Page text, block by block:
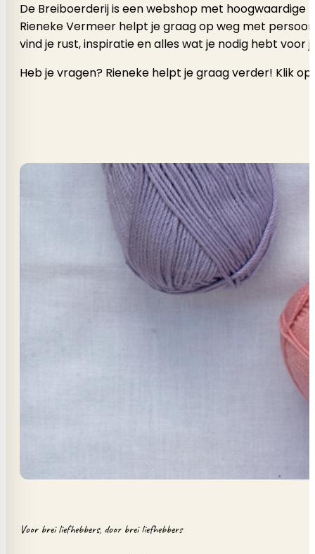
De Breiboerderij is een webshop met
Rieneke Vermeer helpt je graag op weg met
vind je rust, inspiratie en alles wat je nodig hebt voor
Heb je vragen? Rieneke helpt je graag verder! Klik
Voor brei liefhebbers, door brei liefhebbers